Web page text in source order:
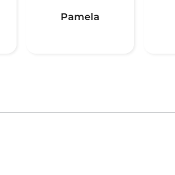
Pamela